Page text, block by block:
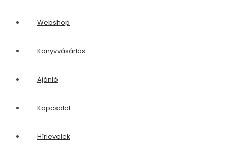
Webshop
Könyvvásárlás
Ajánló
Kapcsolat
Hírlevelek